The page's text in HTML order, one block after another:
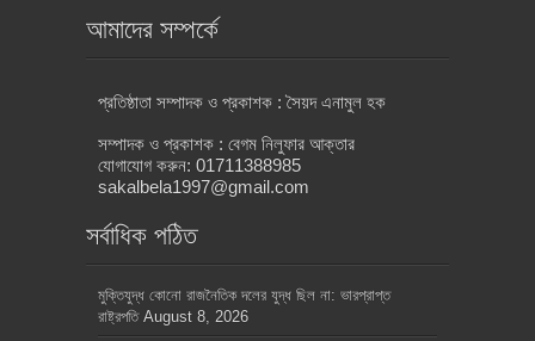
আমাদের সম্পর্কে
প্রতিষ্ঠাতা সম্পাদক ও প্রকাশক : সৈয়দ এনামুল হক
সম্পাদক ও প্রকাশক : বেগম নিলুফার আক্তার
যোগাযোগ করুন: 01711388985
sakalbela1997@gmail.com
সর্বাধিক পঠিত
মুক্তিযুদ্ধ কোনো রাজনৈতিক দলের যুদ্ধ ছিল না: ভারপ্রাপ্ত
রাষ্ট্রপতি August 8, 2026